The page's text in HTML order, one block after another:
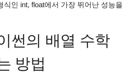
식인 int, float에서 가장 뛰어난 성능을
썬의 배열 수학
방법